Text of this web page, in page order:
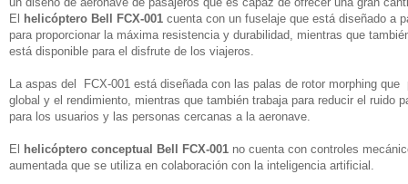
El
helicóptero Bell FCX-001 cuenta con un fuselaje que está diseñado a
para proporcionar la máxima resistencia y durabilidad, mientras que
está disponible para el disfrute de los viajeros.
La aspas del FCX-001 está diseñada con las palas de rotor morphing
global y el rendimiento, mientras que también trabaja para reducir el ruido
para los usuarios y las personas cercanas a la aeronave.
El helicóptero conceptual Bell FCX-001 no cuenta con controles
aumentada que se utiliza en colaboración con la inteligencia artificial.